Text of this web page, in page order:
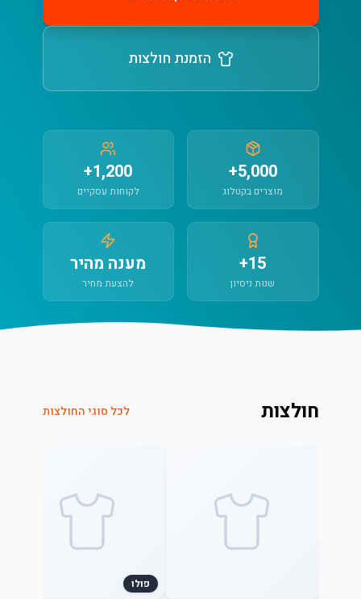
הזמנת חולצות
5,000+
מוצרים בקטלוג
1,200+
לקוחות עסקיים
15+
שנות ניסיון
מענה מהיר
להצעת מחיר
חולצות לכל סוגי החולצות
פולו